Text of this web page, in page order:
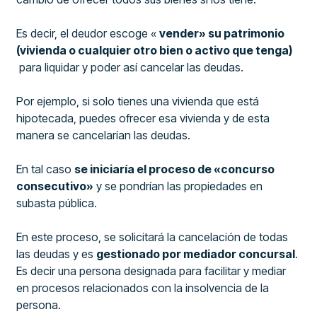
Es decir, el deudor escoge «vender» su patrimonio
(vivienda o cualquier otro bien o activo que tenga)
para liquidar y poder así cancelar las deudas.
Por ejemplo, si solo tienes una vivienda que está
hipotecada, puedes ofrecer esa vivienda y de esta
manera se cancelarían las deudas.
En tal caso se iniciaría el proceso de «concurso
consecutivo» y se pondrían las propiedades en
subasta pública.
En este proceso, se solicitará la cancelación de todas
las deudas y es gestionado por mediador concursal.
Es decir una persona designada para facilitar y mediar
en procesos relacionados con la insolvencia de la
persona.